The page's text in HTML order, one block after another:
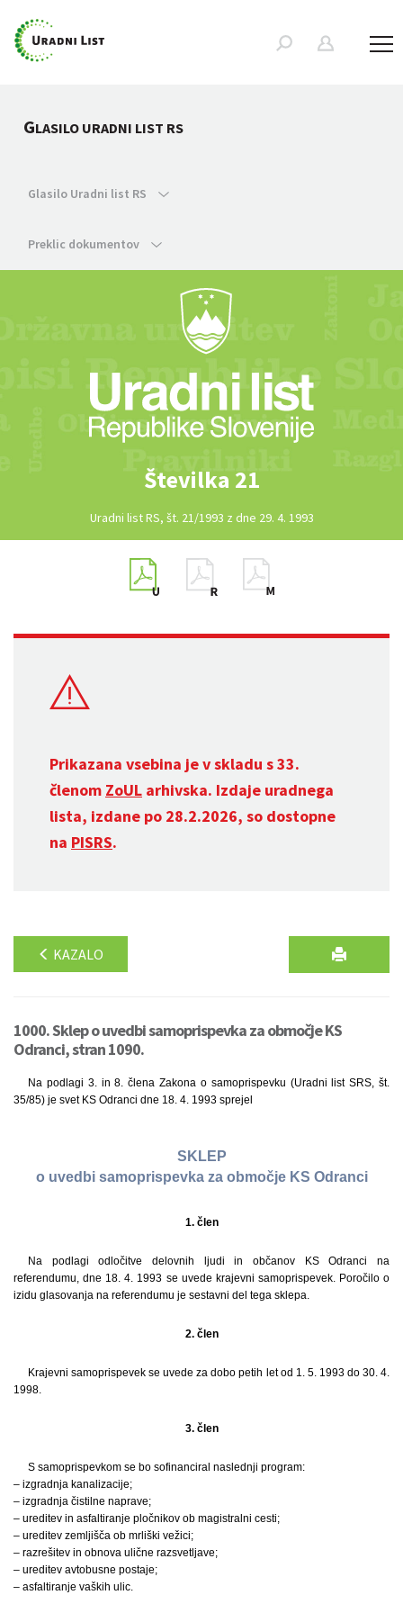
GLASILO URADNI LIST RS
Glasilo Uradni list RS
Preklic dokumentov
Številka 21
Uradni list RS, št. 21/1993 z dne 29. 4. 1993
Prikazana vsebina je v skladu s 33.
členom ZoUL arhivska. Izdaje uradnega
lista, izdane po 28.2.2026, so dostopne
na PISRS.
KAZALO
1000. Sklep o uvedbi samoprispevka za območje KS
Odranci, stran 1090.
Na podlagi 3. in 8. člena Zakona o samoprispevku (Uradni list SRS, št.
35/85) je svet KS Odranci dne 18. 4. 1993 sprejel
SKLEP
o uvedbi samoprispevka za območje KS Odranci
1. člen
Na podlagi odločitve delovnih ljudi in občanov KS Odranci na
referendumu, dne 18. 4. 1993 se uvede krajevni samoprispevek. Poročilo o
izidu glasovanja na referendumu je sestavni del tega sklepa.
2. člen
Krajevni samoprispevek se uvede za dobo petih let od 1. 5. 1993 do 30. 4.
1998.
3. člen
S samoprispevkom se bo sofinanciral naslednji program:
– izgradnja kanalizacije;
– izgradnja čistilne naprave;
– ureditev in asfaltiranje pločnikov ob magistralni cesti;
– ureditev zemljišča ob mrliški vežici;
– razrešitev in obnova ulične razsvetljave;
– ureditev avtobusne postaje;
– asfaltiranje vaških ulic.